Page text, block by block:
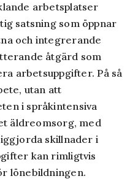
arbetsplatser
satsning som öppnar
och integrerande
åtgärd som
arbetsuppgifter. På så
utan att
i språkintensiva
äldreomsorg, med
skillnader i
kan rimligtvis
lönebildningen.